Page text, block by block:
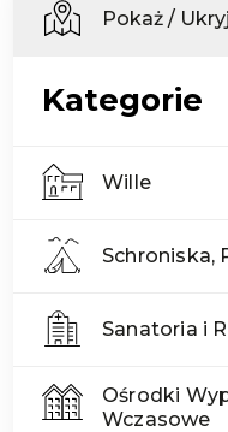
Pokaż /
Kategorie
Wille
Schroniska,
Sanatoria i
Ośrodki
Wczasowe